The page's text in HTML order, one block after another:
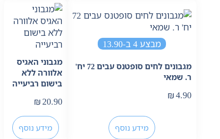
מבצע 4 ב-13.90
מגבונים לחים סופטנס עבים 72 יח'
ר. שמאי
₪4.90
מידע נוסף
מגבוני האגיס
אלוורה ללא
בישום רביעייה
₪20.90
מידע נוסף